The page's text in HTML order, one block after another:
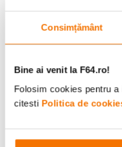
Consimțământ
Bine ai venit la F64.ro!
Folosim cookies pentru
citesti Politica de
Alatura-te
ghiduri foto-
pentru tine.